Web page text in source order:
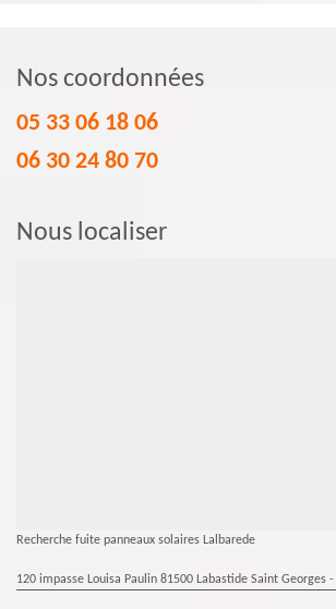
Nos coordonnées
05 33 06 18 06
06 30 24 80 70
Nous localiser
Recherche fuite panneaux solaires Lalbarede
120 impasse Louisa Paulin 81500 Labastide Saint Georges -